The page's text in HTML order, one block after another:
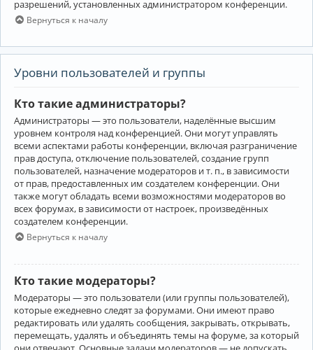
разрешений, установленных администратором конференции.
Вернуться к началу
Уровни пользователей и группы
Кто такие администраторы?
Администраторы — это пользователи, наделённые высшим
уровнем контроля над конференцией. Они могут управлять
всеми аспектами работы конференции, включая разграничение
прав доступа, отключение пользователей, создание групп
пользователей, назначение модераторов и т. п., в зависимости
от прав, предоставленных им создателем конференции. Они
также могут обладать всеми возможностями модераторов во
всех форумах, в зависимости от настроек, произведённых
создателем конференции.
Вернуться к началу
Кто такие модераторы?
Модераторы — это пользователи (или группы пользователей),
которые ежедневно следят за форумами. Они имеют право
редактировать или удалять сообщения, закрывать, открывать,
перемещать, удалять и объединять темы на форуме, за который